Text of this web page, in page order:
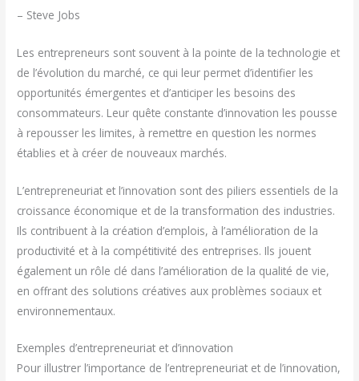
– Steve Jobs
Les entrepreneurs sont souvent à la pointe de la technologie et
de l’évolution du marché, ce qui leur permet d’identifier les
opportunités émergentes et d’anticiper les besoins des
consommateurs. Leur quête constante d’innovation les pousse
à repousser les limites, à remettre en question les normes
établies et à créer de nouveaux marchés.
L’entrepreneuriat et l’innovation sont des piliers essentiels de la
croissance économique et de la transformation des industries.
Ils contribuent à la création d’emplois, à l’amélioration de la
productivité et à la compétitivité des entreprises. Ils jouent
également un rôle clé dans l’amélioration de la qualité de vie,
en offrant des solutions créatives aux problèmes sociaux et
environnementaux.
Exemples d’entrepreneuriat et d’innovation
Pour illustrer l’importance de l’entrepreneuriat et de l’innovation,